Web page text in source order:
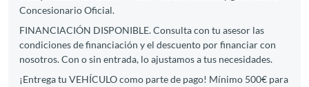
Concesionario Oficial.
FINANCIACIÓN DISPONIBLE. Consulta con tu asesor las
condiciones de financiación y el descuento por financiar con
nosotros. Con o sin entrada, lo ajustamos a tus necesidades.
¡Entrega tu VEHÍCULO como parte de pago! Mínimo 500€ para